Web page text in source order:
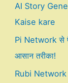
AI Story
Kaise kare
Pi Network से
आसान तरीका!
Rubi